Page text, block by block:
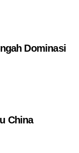
Dominasi
China